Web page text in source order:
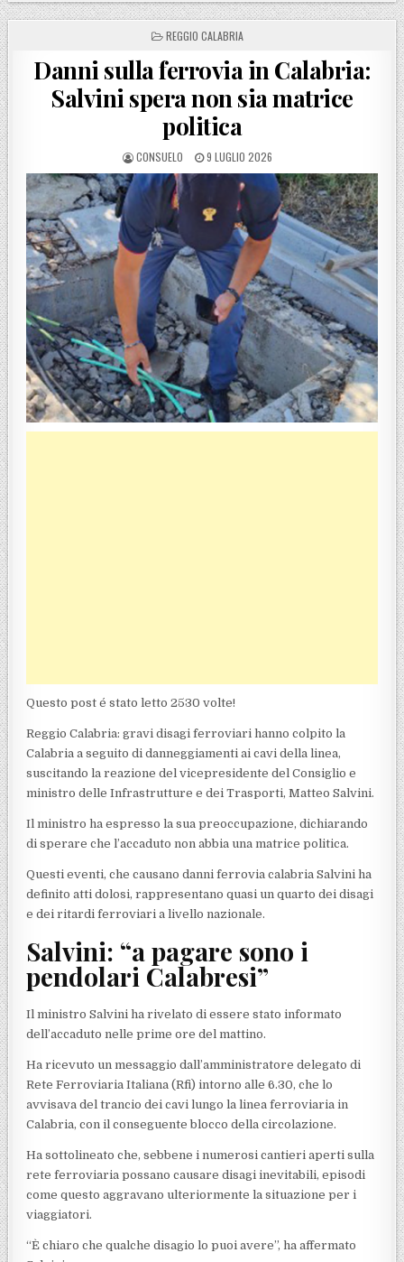
POSTED IN
REGGIO CALABRIA
Danni sulla ferrovia in Calabria:
Salvini spera non sia matrice
politica
POSTED BY
CONSUELO POSTED ON
9 LUGLIO 2026
Questo post é stato letto 2530 volte!
Reggio Calabria: gravi disagi ferroviari hanno colpito la
Calabria a seguito di danneggiamenti ai cavi della linea,
suscitando la reazione del vicepresidente del Consiglio e
ministro delle Infrastrutture e dei Trasporti, Matteo Salvini.
Il ministro ha espresso la sua preoccupazione, dichiarando
di sperare che l’accaduto non abbia una matrice politica.
Questi eventi, che causano danni ferrovia calabria Salvini ha
definito atti dolosi, rappresentano quasi un quarto dei disagi
e dei ritardi ferroviari a livello nazionale.
Salvini: “a pagare sono i
pendolari Calabresi”
Il ministro Salvini ha rivelato di essere stato informato
dell’accaduto nelle prime ore del mattino.
Ha ricevuto un messaggio dall’amministratore delegato di
Rete Ferroviaria Italiana (Rfi) intorno alle 6.30, che lo
avvisava del trancio dei cavi lungo la linea ferroviaria in
Calabria, con il conseguente blocco della circolazione.
Ha sottolineato che, sebbene i numerosi cantieri aperti sulla
rete ferroviaria possano causare disagi inevitabili, episodi
come questo aggravano ulteriormente la situazione per i
viaggiatori.
“È chiaro che qualche disagio lo puoi avere”, ha affermato